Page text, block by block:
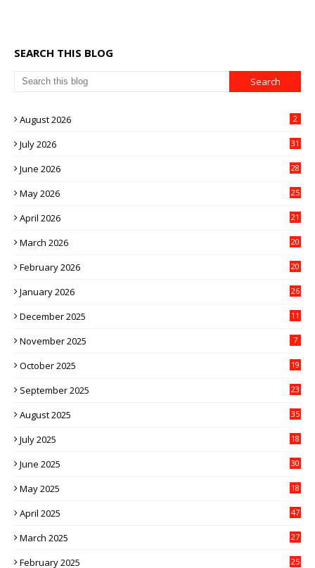
SEARCH THIS BLOG
August 2026 2
July 2026 31
June 2026 28
May 2026 25
April 2026 21
March 2026 20
February 2026 20
January 2026 26
December 2025 11
November 2025 7
October 2025 19
September 2025 23
August 2025 35
July 2025 18
June 2025 30
May 2025 18
April 2025 47
March 2025 27
February 2025 25